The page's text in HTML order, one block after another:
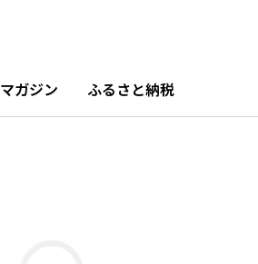
マガジン ふるさと納税